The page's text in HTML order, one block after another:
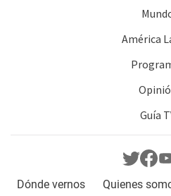
América
Guía
Dónde vernos Quienes